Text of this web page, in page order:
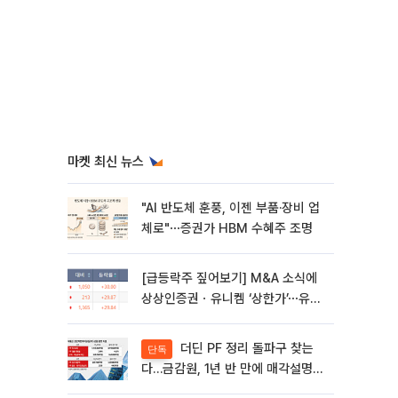
마켓 최신 뉴스
"AI 반도체 훈풍, 이젠 부품·장비 업
체로"⋯증권가 HBM 수혜주 조명
[급등락주 짚어보기] M&A 소식에
상상인증권ㆍ유니켐 ‘상한가’⋯유증
단독
다…금감원, 1년 반 만에 매각설명회